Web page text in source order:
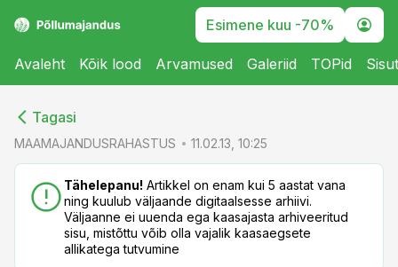
Esimene kuu -70%
Avaleht Kõik lood Arvamused Galeriid TOPid
Tagasi
MAAMAJANDUSRAHASTUS 11.02.13, 10:25
Tähelepanu! Artikkel on enam kui 5 aastat vana
ning kuulub väljaande digitaalsesse arhiivi.
Väljaanne ei uuenda ega kaasajasta arhiveeritud
sisu, mistõttu võib olla vajalik kaasaegsete
allikatega tutvumine